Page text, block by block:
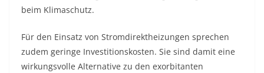
beim Klimaschutz.
Für den Einsatz von Stromdirektheizungen sprechen
zudem geringe Investitionskosten. Sie sind damit eine
wirkungsvolle Alternative zu den exorbitanten